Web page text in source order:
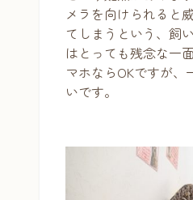
メラを向けられると
てしまうという、飼
はとっても残念な一
マホならOKですが、
いです。